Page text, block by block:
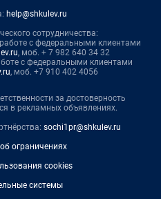
help@shkulev.ru
сотрудничества:
с федеральными клиентами
, моб. + 7 982 640 34 32
с федеральными клиентами
, моб. +7 910 402 4056
за достоверность
в рекламных объявлениях.
sochi1pr@shkulev.ru
ограничениях
cookies
системы